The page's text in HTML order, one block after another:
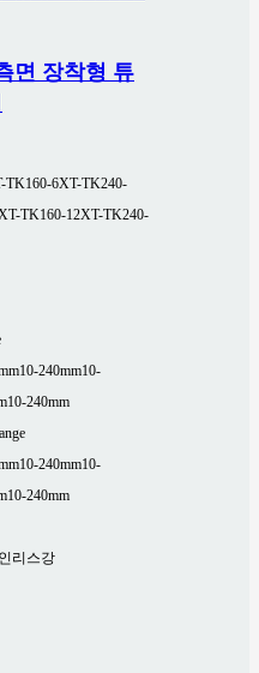
면 장착형 튜
TK160-6XT-TK240-
TK160-12XT-TK240-
10-240mm10-
10-240mm
10-240mm10-
10-240mm
리스강